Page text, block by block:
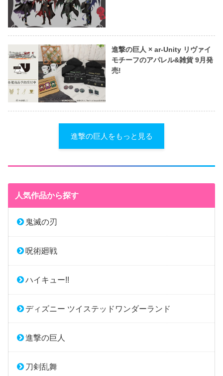
進撃の巨人 × ar-Unity リヴァイ
モチーフのアパレル&雑貨 9月発
売!
進撃の巨人をもっと見る
人気作品から探す
鬼滅の刃
呪術廻戦
ハイキュー!!
ディズニー ツイステッドワンダーランド
進撃の巨人
刀剣乱舞